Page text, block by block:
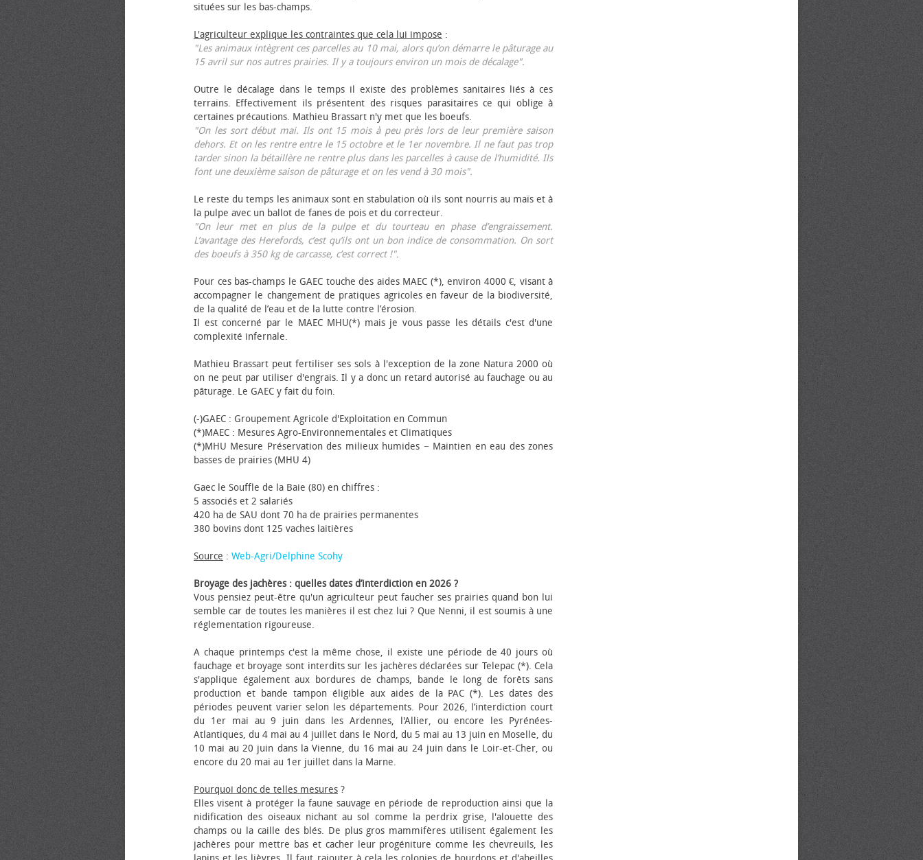
situées sur les bas-champs.
L'agriculteur explique les contraintes que cela lui impose :
"Les animaux intègrent ces parcelles au 10 mai, alors qu’on démarre le pâturage au
15 avril sur nos autres prairies. Il y a toujours environ un mois de décalage".
Outre le décalage dans le temps il existe des problèmes sanitaires liés à ces
terrains. Effectivement ils présentent des risques parasitaires ce qui oblige à
certaines précautions. Mathieu Brassart n'y met que les bœufs.
"On les sort début mai. Ils ont 15 mois à peu près lors de leur première saison
dehors. Et on les rentre entre le 15 octobre et le 1er novembre. Il ne faut pas trop
tarder sinon la bétaillère ne rentre plus dans les parcelles à cause de l’humidité. Ils
font une deuxième saison de pâturage et on les vend à 30 mois".
Le reste du temps les animaux sont en stabulation où ils sont nourris au maïs et à
la pulpe avec un ballot de fanes de pois et du correcteur.
"On leur met en plus de la pulpe et du tourteau en phase d’engraissement.
L’avantage des Herefords, c’est qu’ils ont un bon indice de consommation. On sort
des bœufs à 350 kg de carcasse, c’est correct !".
Pour ces bas-champs le GAEC touche des aides MAEC (*), environ 4000 €, visant à
accompagner le changement de pratiques agricoles en faveur de la biodiversité,
de la qualité de l’eau et de la lutte contre l’érosion.
Il est concerné par le MAEC MHU(*) mais je vous passe les détails c'est d'une
complexité infernale.
Mathieu Brassart peut fertiliser ses sols à l'exception de la zone Natura 2000 où
on ne peut par utiliser d'engrais. Il y a donc un retard autorisé au fauchage ou au
pâturage. Le GAEC y fait du foin.
(-)GAEC : Groupement Agricole d'Exploitation en Commun
(*)MAEC : Mesures Agro-Environnementales et Climatiques
(*)MHU Mesure Préservation des milieux humides − Maintien en eau des zones
basses de prairies (MHU 4)
Gaec le Souffle de la Baie (80) en chiffres :
5 associés et 2 salariés
420 ha de SAU dont 70 ha de prairies permanentes
380 bovins dont 125 vaches laitières
Source : Web-Agri/Delphine Scohy
Broyage des jachères : quelles dates d’interdiction en 2026 ?
Vous pensiez peut-être qu'un agriculteur peut faucher ses prairies quand bon lui
semble car de toutes les manières il est chez lui ? Que Nenni, il est soumis à une
réglementation rigoureuse.
A chaque printemps c'est la même chose, il existe une période de 40 jours où
fauchage et broyage sont interdits sur les jachères déclarées sur Telepac (*). Cela
s'applique également aux bordures de champs, bande le long de forêts sans
production et bande tampon éligible aux aides de la PAC (*). Les dates des
périodes peuvent varier selon les départements. Pour 2026, l’interdiction court
du 1er mai au 9 juin dans les Ardennes, l'Allier, ou encore les Pyrénées-
Atlantiques, du 4 mai au 4 juillet dans le Nord, du 5 mai au 13 juin en Moselle, du
10 mai au 20 juin dans la Vienne, du 16 mai au 24 juin dans le Loir-et-Cher, ou
encore du 20 mai au 1er juillet dans la Marne.
Pourquoi donc de telles mesures ?
Elles visent à protéger la faune sauvage en période de reproduction ainsi que la
nidification des oiseaux nichant au sol comme la perdrix grise, l'alouette des
champs ou la caille des blés. De plus gros mammifères utilisent également les
jachères pour mettre bas et cacher leur progéniture comme les chevreuils, les